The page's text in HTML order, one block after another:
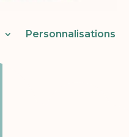
Personnalisations